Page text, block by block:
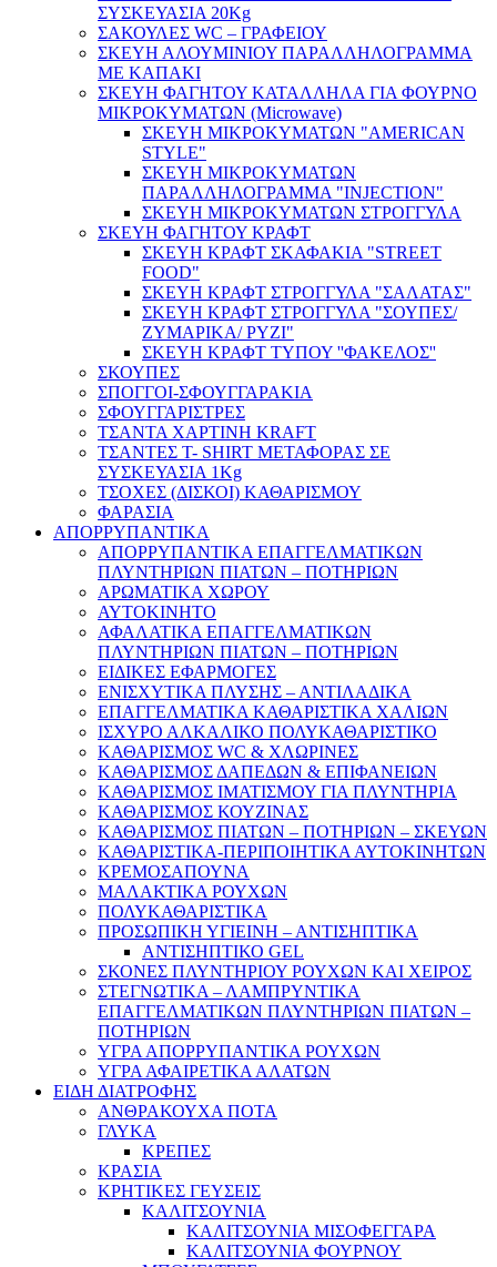
ΣΥΣΚΕΥΑΣΙΑ 20Kg
ΣΑΚΟΥΛΕΣ WC – ΓΡΑΦΕΙΟΥ
ΣΚΕΥΗ ΑΛΟΥΜΙΝΙΟΥ ΠΑΡΑΛΛΗΛΟΓΡΑΜΜΑ
ΜΕ ΚΑΠΑΚΙ
ΣΚΕΥΗ ΦΑΓΗΤΟΥ ΚΑΤΑΛΛΗΛΑ ΓΙΑ ΦΟΥΡΝΟ
ΜΙΚΡΟΚΥΜΑΤΩΝ (Microwave)
ΣΚΕΥΗ ΜΙΚΡΟΚΥΜΑΤΩΝ "AMERICAN
STYLE"
ΣΚΕΥΗ ΜΙΚΡΟΚΥΜΑΤΩΝ
ΠΑΡΑΛΛΗΛΟΓΡΑΜΜΑ "INJECTION"
ΣΚΕΥΗ ΜΙΚΡΟΚΥΜΑΤΩΝ ΣΤΡΟΓΓΥΛΑ
ΣΚΕΥΗ ΦΑΓΗΤΟΥ ΚΡΑΦΤ
ΣΚΕΥΗ ΚΡΑΦΤ ΣΚΑΦΑΚΙΑ "STREET
FOOD"
ΣΚΕΥΗ ΚΡΑΦΤ ΣΤΡΟΓΓΥΛΑ "ΣΑΛΑΤΑΣ"
ΣΚΕΥΗ ΚΡΑΦΤ ΣΤΡΟΓΓΥΛΑ "ΣΟΥΠΕΣ/
ΖΥΜΑΡΙΚΑ/ ΡΥΖΙ"
ΣΚΕΥΗ ΚΡΑΦΤ ΤΥΠΟΥ ''ΦΑΚΕΛΟΣ''
ΣΚΟΥΠΕΣ
ΣΠΟΓΓΟΙ-ΣΦΟΥΓΓΑΡΑΚΙΑ
ΣΦΟΥΓΓΑΡΙΣΤΡΕΣ
ΤΣΑΝΤΑ ΧΑΡΤΙΝΗ KRAFT
ΤΣΑΝΤΕΣ T- SHIRT ΜΕΤΑΦΟΡΑΣ ΣΕ
ΣΥΣΚΕΥΑΣΙΑ 1Kg
ΤΣΟΧΕΣ (ΔΙΣΚΟΙ) ΚΑΘΑΡΙΣΜΟΥ
ΦΑΡΑΣΙΑ
ΑΠΟΡΡΥΠΑΝΤΙΚΑ
ΑΠΟΡΡΥΠΑΝΤΙΚΑ ΕΠΑΓΓΕΛΜΑΤΙΚΩΝ
ΠΛΥΝΤΗΡΙΩΝ ΠΙΑΤΩΝ – ΠΟΤΗΡΙΩΝ
ΑΡΩΜΑΤΙΚΑ ΧΩΡΟΥ
ΑΥΤΟΚΙΝΗΤΟ
ΑΦΑΛΑΤΙΚΑ ΕΠΑΓΓΕΛΜΑΤΙΚΩΝ
ΠΛΥΝΤΗΡΙΩΝ ΠΙΑΤΩΝ – ΠΟΤΗΡΙΩΝ
ΕΙΔΙΚΕΣ ΕΦΑΡΜΟΓΕΣ
ΕΝΙΣΧΥΤΙΚΑ ΠΛΥΣΗΣ – ΑΝΤΙΛΑΔΙΚΑ
ΕΠΑΓΓΕΛΜΑΤΙΚΑ ΚΑΘΑΡΙΣΤΙΚΑ ΧΑΛΙΩΝ
ΙΣΧΥΡΟ ΑΛΚΑΛΙΚΟ ΠΟΛΥΚΑΘΑΡΙΣΤΙΚΟ
ΚΑΘΑΡΙΣΜΟΣ WC & ΧΛΩΡΙΝΕΣ
ΚΑΘΑΡΙΣΜΟΣ ΔΑΠΕΔΩΝ & ΕΠΙΦΑΝΕΙΩΝ
ΚΑΘΑΡΙΣΜΟΣ ΙΜΑΤΙΣΜΟΥ ΓΙΑ ΠΛΥΝΤΗΡΙΑ
ΚΑΘΑΡΙΣΜΟΣ ΚΟΥΖΙΝΑΣ
ΚΑΘΑΡΙΣΜΟΣ ΠΙΑΤΩΝ – ΠΟΤΗΡΙΩΝ – ΣΚΕΥΩΝ
ΚΑΘΑΡΙΣΤΙΚΑ-ΠΕΡΙΠΟΙΗΤΙΚΑ ΑΥΤΟΚΙΝΗΤΩΝ
ΚΡΕΜΟΣΑΠΟΥΝΑ
ΜΑΛΑΚΤΙΚΑ ΡΟΥΧΩΝ
ΠΟΛΥΚΑΘΑΡΙΣΤΙΚΑ
ΠΡΟΣΩΠΙΚΗ ΥΓΙΕΙΝΗ – ΑΝΤΙΣΗΠΤΙΚΑ
ΑΝΤΙΣΗΠΤΙΚΟ GEL
ΣΚΟΝΕΣ ΠΛΥΝΤΗΡΙΟΥ ΡΟΥΧΩΝ KAI XΕΙΡΟΣ
ΣΤΕΓΝΩΤΙΚΑ – ΛΑΜΠΡΥΝΤΙΚΑ
ΕΠΑΓΓΕΛΜΑΤΙΚΩΝ ΠΛΥΝΤΗΡΙΩΝ ΠΙΑΤΩΝ –
ΠΟΤΗΡΙΩΝ
ΥΓΡΑ ΑΠΟΡΡΥΠΑΝΤΙΚΑ ΡΟΥΧΩΝ
ΥΓΡΑ ΑΦΑΙΡΕΤΙΚΑ ΑΛΑΤΩΝ
ΕΙΔΗ ΔΙΑΤΡΟΦΗΣ
ΑΝΘΡΑΚΟΥΧΑ ΠΟΤΑ
ΓΛΥΚΑ
ΚΡΕΠΕΣ
ΚΡΑΣΙΑ
ΚΡΗΤΙΚΕΣ ΓΕΥΣΕΙΣ
ΚΑΛΙΤΣΟΥΝΙΑ
ΚΑΛΙΤΣΟΥΝΙΑ ΜΙΣΟΦΕΓΓΑΡΑ
ΚΑΛΙΤΣΟΥΝΙΑ ΦΟΥΡΝΟΥ